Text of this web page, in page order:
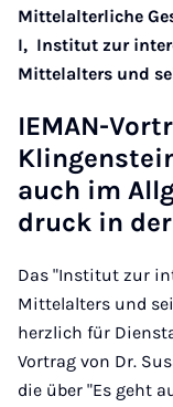
Mittelalterliche
I, Institut zur
Mittelalters und
IE­MAN-
auch im
druck in
Das "Institut zur
Mittelalters und
herzlich für
Vortrag von Dr.
die über "Es geht